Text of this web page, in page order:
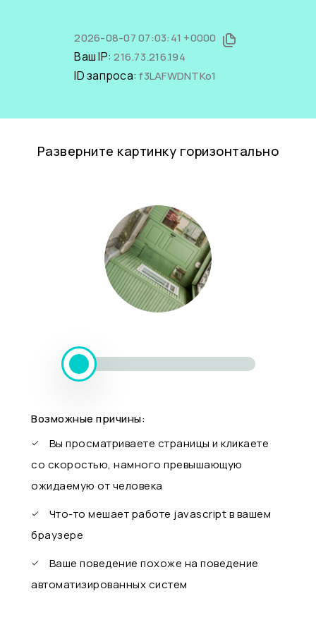
2026-08-07 07:03:41 +0000
Ваш IP:216.73.216.194
ID запроса:f3LAFWDNTKo1
Разверните картинку горизонтально
Возможные причины:
Вы просматриваете страницы и кликаете
со скоростью, намного превышающую
ожидаемую от человека
Что-то мешает работе javascript в вашем
браузере
Ваше поведение похоже на поведение
автоматизированных систем